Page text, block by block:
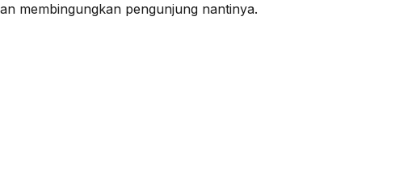
membingungkan pengunjung nantinya.